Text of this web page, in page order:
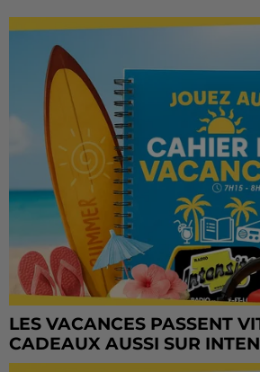
LES VACANCES PASSENT
CADEAUX AUSSI SUR